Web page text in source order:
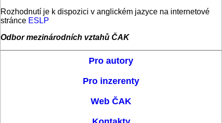
Rozhodnutí je k dispozici v anglickém jazyce na internetové
stránce ESLP
Odbor mezinárodních vztahů ČAK
Pro autory
Pro inzerenty
Web ČAK